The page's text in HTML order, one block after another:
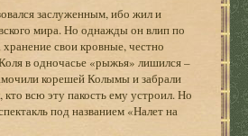
заслуженным, ибо жил и
мира. Но однажды он влип по
свои кровные, честно
в одночасье «рыжья» лишился –
корешей Колымы и забрали
всю эту пакость ему устроил. Но
под названием «Налет на